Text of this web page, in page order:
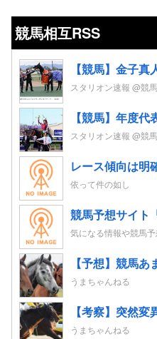
競馬相互RSS
スタリオン速報 @競
スタリオン速報 @競
レース傾向は明
依って件の如し
気になる情報や競馬
【予想】競馬
うまちゃんねる
【考察】突然
うまちゃんねる